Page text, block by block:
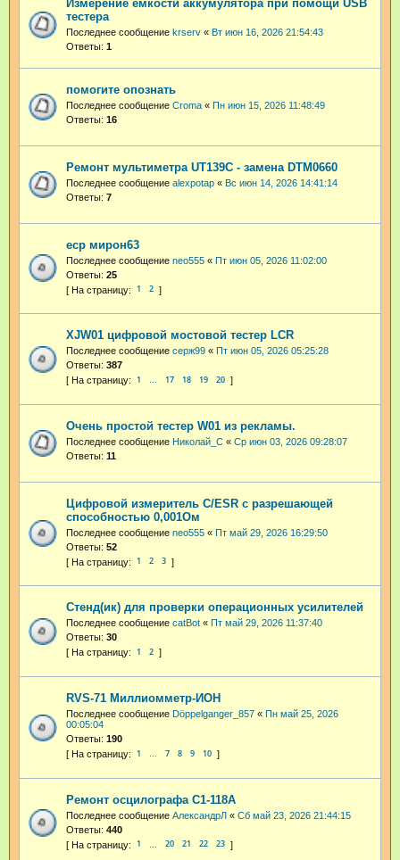
Измерение емкости аккумулятора при помощи USB
тестера
Последнее сообщение krserv « Вт июн 16, 2026 21:54:43
Ответы: 1
помогите опознать
Последнее сообщение Croma « Пн июн 15, 2026 11:48:49
Ответы: 16
Ремонт мультиметра UT139C - замена DTM0660
Последнее сообщение alexpotap « Вс июн 14, 2026 14:41:14
Ответы: 7
еср мирон63
Последнее сообщение neo555 « Пт июн 05, 2026 11:02:00
Ответы: 25
1 2
XJW01 цифровой мостовой тестер LCR
Последнее сообщение серж99 « Пт июн 05, 2026 05:25:28
Ответы: 387
1 … 17 18 19 20
Очень простой тестер W01 из рекламы.
Последнее сообщение Николай_С « Ср июн 03, 2026 09:28:07
Ответы: 11
Цифровой измеритель C/ESR с разрешающей
способностью 0,001Ом
Последнее сообщение neo555 « Пт май 29, 2026 16:29:50
Ответы: 52
1 2 3
Стенд(ик) для проверки операционных усилителей
Последнее сообщение catBot « Пт май 29, 2026 11:37:40
Ответы: 30
1 2
RVS-71 Миллиомметр-ИОН
Последнее сообщение Dӧppelganger_857 « Пн май 25, 2026
00:05:04
Ответы: 190
1 … 7 8 9 10
Ремонт осцилографа С1-118А
Последнее сообщение АлександрЛ « Сб май 23, 2026 21:44:15
Ответы: 440
1 20 21 22 23